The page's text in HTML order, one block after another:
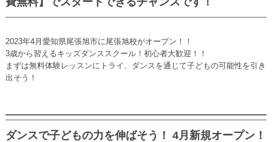
2023年4月愛知県尾張旭市に尾張旭校がオープン！！
3歳から習えるキッズダンススクール！初心者大歓迎！！
まずは無料体験レッスンにトライ、ダンスを通じて子どもの可能性を引き
出そう！
ダンスで子どもの力を伸ばそう！ 4月新規オープン！